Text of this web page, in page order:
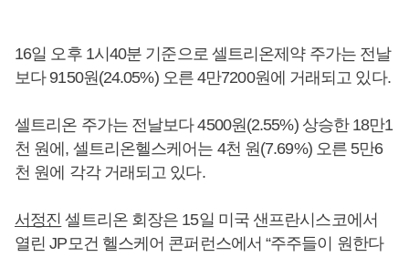
16일 오후 1시40분 기준으로 셀트리온제약 주가는 전날
보다 9150원(24.05%) 오른 4만7200원에 거래되고 있다.
셀트리온 주가는 전날보다 4500원(2.55%) 상승한 18만1
천 원에, 셀트리온헬스케어는 4천 원(7.69%) 오른 5만6
천 원에 각각 거래되고 있다.
서정진 셀트리온 회장은 15일 미국 샌프란시스코에서
열린 JP모건 헬스케어 콘퍼런스에서 “주주들이 원한다